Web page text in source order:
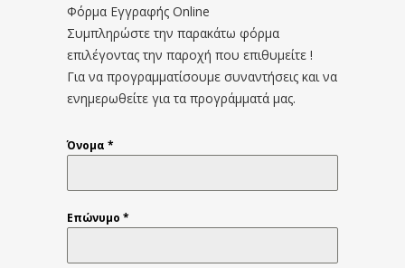
Φόρμα Εγγραφής Online
Συμπληρώστε την παρακάτω φόρμα
επιλέγοντας την παροχή που επιθυμείτε !
Για να προγραμματίσουμε συναντήσεις και να
ενημερωθείτε για τα προγράμματά μας.
Όνομα *
Επώνυμο *